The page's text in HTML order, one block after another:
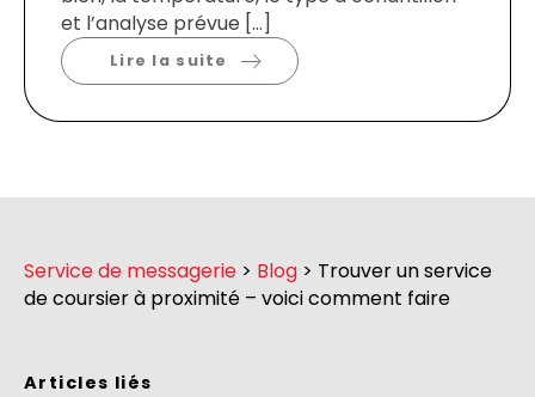
et l’analyse prévue […]
Lire la suite
Service de messagerie > Blog > Trouver un service
de coursier à proximité – voici comment faire
Articles liés